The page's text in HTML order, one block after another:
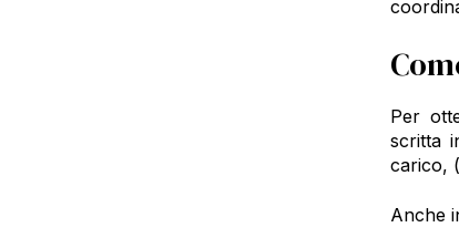
Per
scritta
carico,
Anche